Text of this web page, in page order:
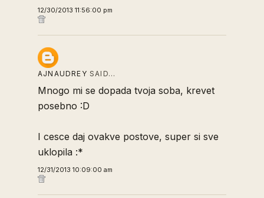
12/30/2013 11:56:00 pm
AJNAUDREY SAID…
Mnogo mi se dopada tvoja soba, krevet
posebno :D
I cesce daj ovakve postove, super si sve
uklopila :*
12/31/2013 10:09:00 am